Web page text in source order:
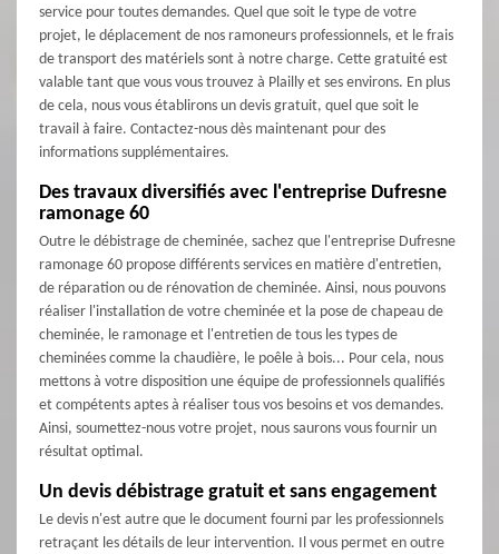
service pour toutes demandes. Quel que soit le type de votre
projet, le déplacement de nos ramoneurs professionnels, et le frais
de transport des matériels sont à notre charge. Cette gratuité est
valable tant que vous vous trouvez à Plailly et ses environs. En plus
de cela, nous vous établirons un devis gratuit, quel que soit le
travail à faire. Contactez-nous dès maintenant pour des
informations supplémentaires.
Des travaux diversifiés avec l'entreprise Dufresne
ramonage 60
Outre le débistrage de cheminée, sachez que l'entreprise Dufresne
ramonage 60 propose différents services en matière d'entretien,
de réparation ou de rénovation de cheminée. Ainsi, nous pouvons
réaliser l'installation de votre cheminée et la pose de chapeau de
cheminée, le ramonage et l'entretien de tous les types de
cheminées comme la chaudière, le poêle à bois... Pour cela, nous
mettons à votre disposition une équipe de professionnels qualifiés
et compétents aptes à réaliser tous vos besoins et vos demandes.
Ainsi, soumettez-nous votre projet, nous saurons vous fournir un
résultat optimal.
Un devis débistrage gratuit et sans engagement
Le devis n'est autre que le document fourni par les professionnels
retraçant les détails de leur intervention. Il vous permet en outre